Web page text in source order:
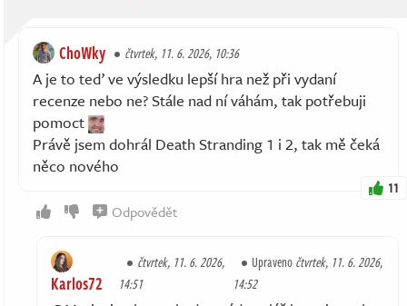
ChoWky čtvrtek, 11. 6. 2026, 10:36
A je to teď ve výsledku lepší hra než při vydaní
recenze nebo ne? Stále nad ní váhám, tak potřebuji
pomoct
Právě jsem dohrál Death Stranding 1 i 2, tak mě čeká
něco nového
11
Odpovědět
Karlos72
čtvrtek, 11. 6. 2026,
14:51
Upravenočtvrtek, 11. 6. 2026,
14:52